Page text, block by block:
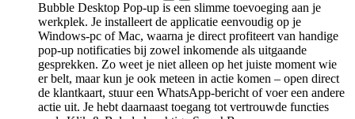
Bubble Desktop Pop-up is een slimme toevoeging aan je
werkplek. Je installeert de applicatie eenvoudig op je
Windows-pc of Mac, waarna je direct profiteert van handige
pop-up notificaties bij zowel inkomende als uitgaande
gesprekken. Zo weet je niet alleen op het juiste moment wie
er belt, maar kun je ook meteen in actie komen – open direct
de klantkaart, stuur een WhatsApp-bericht of voer een andere
actie uit. Je hebt daarnaast toegang tot vertrouwde functies